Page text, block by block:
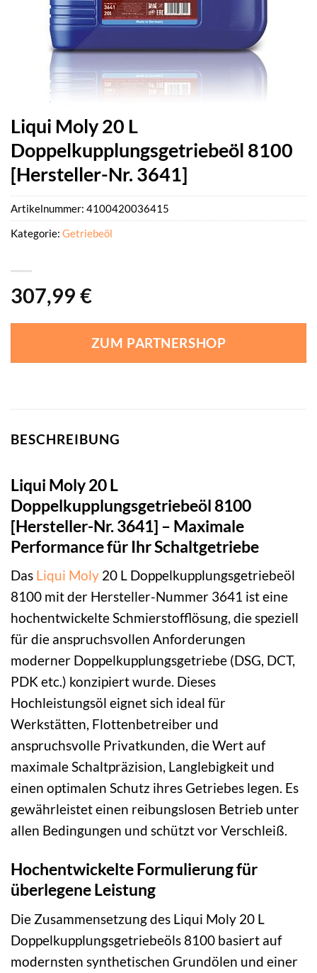
Liqui Moly 20 L
Doppelkupplungsgetriebeöl 8100
[Hersteller-Nr. 3641]
307,99 €
ZUM PARTNERSHOP
Artikelnummer: 4100420036415
Kategorie: Getriebeöl
BESCHREIBUNG
Liqui Moly 20 L
Doppelkupplungsgetriebeöl 8100
[Hersteller-Nr. 3641] – Maximale
Performance für Ihr Schaltgetriebe
Das Liqui Moly 20 L Doppelkupplungsgetriebeöl
8100 mit der Hersteller-Nummer 3641 ist eine
hochentwickelte Schmierstofflösung, die speziell
für die anspruchsvollen Anforderungen
moderner Doppelkupplungsgetriebe (DSG, DCT,
PDK etc.) konzipiert wurde. Dieses
Hochleistungsöl eignet sich ideal für
Werkstätten, Flottenbetreiber und
anspruchsvolle Privatkunden, die Wert auf
maximale Schaltpräzision, Langlebigkeit und
einen optimalen Schutz ihres Getriebes legen. Es
gewährleistet einen reibungslosen Betrieb unter
allen Bedingungen und schützt vor Verschleiß.
Hochentwickelte Formulierung für
überlegene Leistung
Die Zusammensetzung des Liqui Moly 20 L
Doppelkupplungsgetriebeöls 8100 basiert auf
modernsten synthetischen Grundölen und einer